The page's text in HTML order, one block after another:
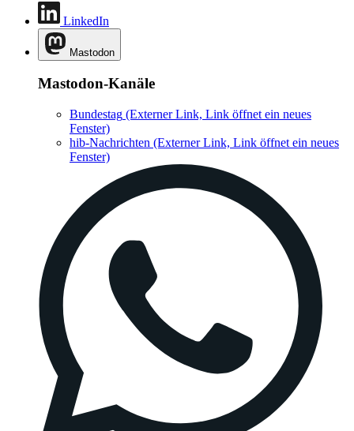
LinkedIn
Mastodon
Mastodon-Kanäle
Bundestag (Externer Link, Link öffnet ein neues
Fenster)
hib-Nachrichten (Externer Link, Link öffnet ein neues
Fenster)